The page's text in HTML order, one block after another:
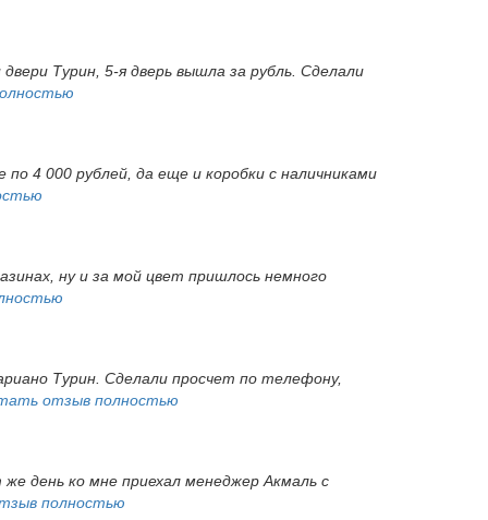
Турин, 5-я дверь вышла за рубль. Сделали
4 000 рублей, да еще и коробки с наличниками
ну и за мой цвет пришлось немного
Турин. Сделали просчет по телефону,
отзыв полностью
день ко мне приехал менеджер Акмаль с
полностью